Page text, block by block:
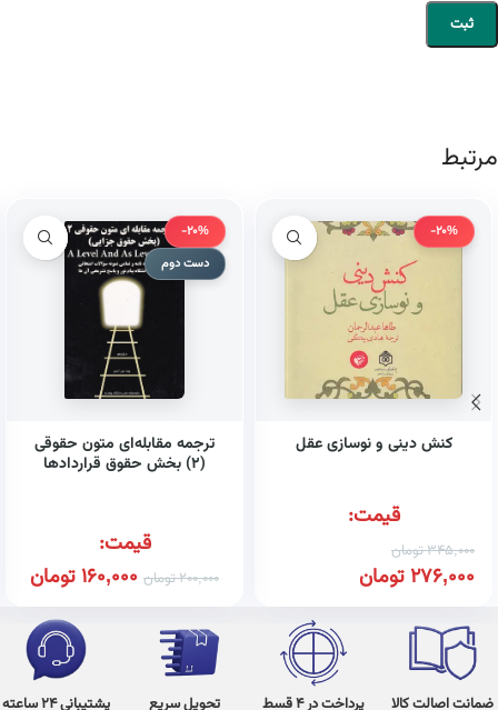
مرتبط
-20%
کنش دینی و نوسازی عقل
قیمت:
345,000تومان
276,000تومان
-20%
دست دوم
ترجمه مقابله‌ای متون حقوقی
(۲) بخش حقوق قراردادها
قیمت:
200,000تومان 160,000تومان
ضمانت اصالت کالا پرداخت در 4 قسط تحویل سریع پشتیبانی 24 ساعته